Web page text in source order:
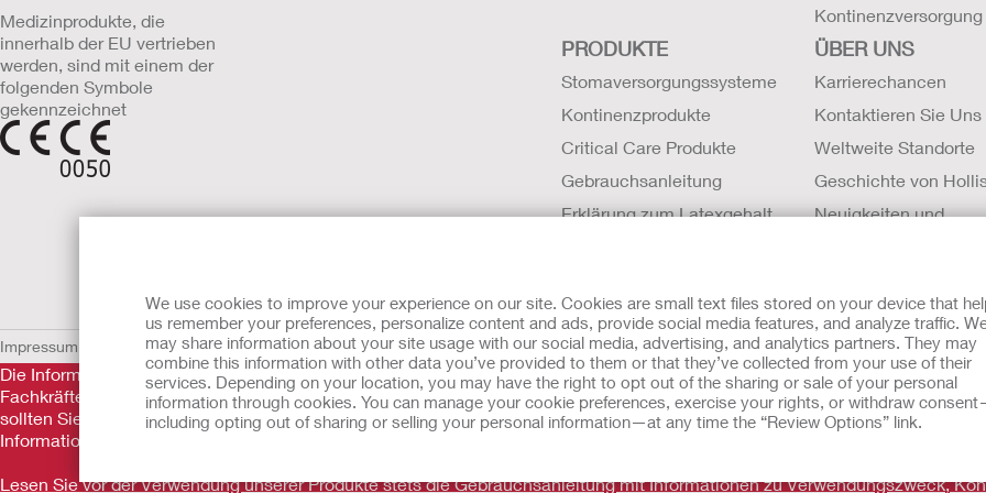
We use cookies to improve your experience on our site. Cookies are small text files stored on your device that
us remember your preferences, personalize content and ads, provide social media features, and analyze traffic.
may share information about your site usage with our social media, advertising, and analytics partners. They may
combine this information with other data you’ve provided to them or that they’ve collected from your use of their
services. Depending on your location, you may have the right to opt out of the sharing or sale of your personal
information through cookies. You can manage your cookie preferences, exercise your rights, or withdraw
including opting out of sharing or selling your personal information—at any time the “Review Options” link.
Medizinprodukte, die
innerhalb der EU vertrieben
werden, sind mit einem der
folgenden Symbole
gekennzeichnet
Kontinenzversorgung
PRODUKTE
Stomaversorgungssysteme
Kontinenzprodukte
Critical Care Produkte
Gebrauchsanleitung
Erklärung zum Latexgehalt
Kompatibilität
ÜBER UNS
Karrierechancen
Kontaktieren Sie Uns
Weltweite Standorte
Geschichte von
Neuigkeiten und
Impressum NutzungsbedingungenDatenschutzerklärungUmgang mit Cookies EU Whistleblowern-Mitteilung
Die Informationen auf dieser Website sind nicht als medizinische Beratung gedacht und sollen die Empfehlungen Ihres
Fachkräfte nicht ersetzen. Diese Website sollte auch nicht dazu verwendet werden, in einem medizinischen Notfall Hilfe zu
sollten Sie sich sofort persönlich in ärztliche Behandlung begeben. Da sich Bestimmungen ab und zu ändern, besuchen Sie
Informationen.
Lesen Sie vor der Verwendung unserer Produkte stets die Gebrauchsanleitung mit Informationen zu Verwendungszweck,